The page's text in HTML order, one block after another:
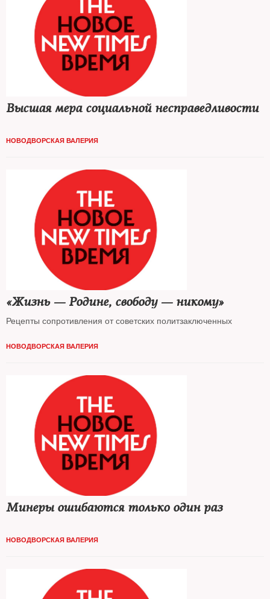
Высшая мера социальной несправедливости
НОВОДВОРСКАЯ ВАЛЕРИЯ
«Жизнь — Родине, свободу — никому»
Рецепты сопротивления от советских политзаключенных
НОВОДВОРСКАЯ ВАЛЕРИЯ
Минеры ошибаются только один раз
НОВОДВОРСКАЯ ВАЛЕРИЯ